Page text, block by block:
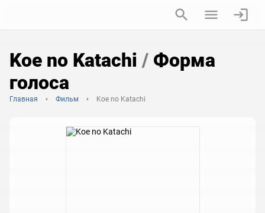
Koe no Katachi / Форма
голоса
Главная Фильм Koe no Katachi